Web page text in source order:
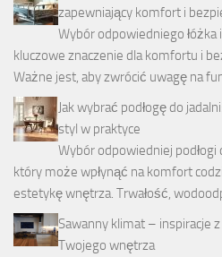
zapewniający komfort i
Wybór odpowiedniego
kluczowe znaczenie dla komfortu i
Ważne jest, aby zwrócić uwagę na
Jak wybrać podłogę do
styl w praktyce
Wybór odpowiedniej podłogi
który może wpłynąć na komfort
estetykę wnętrza. Trwałość,
Sawanny klimat – inspiracje
Twojego wnętrza